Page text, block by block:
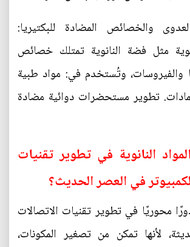
والخصائص المضادة للبكتيريا:
مثل فضة النانوية تمتلك خصائص
والفيروسات، وتُستخدم في: مواد طبية
تطوير مستحضرات دوائية مضادة
النانوية في تطوير تقنيات
في العصر الحديث؟
دورًا محوريًا في تطوير تقنيات الاتصالات
لأنها تمكن من تصغير المكونات،